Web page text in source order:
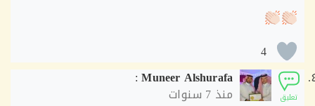
4
Muneer Alshurafa
:
منذ7 سنوات